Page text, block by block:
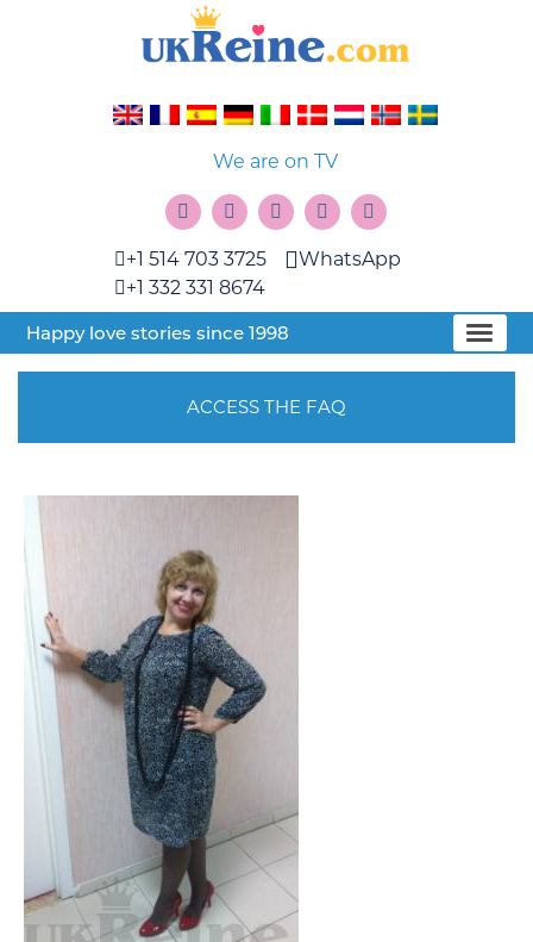
We are on TV
+1 514 703 3725
+1 332 331 8674
WhatsApp
Happy love stories since 1998
ACCESS THE FAQ